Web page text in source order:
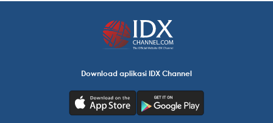
Download aplikasi IDX Channel